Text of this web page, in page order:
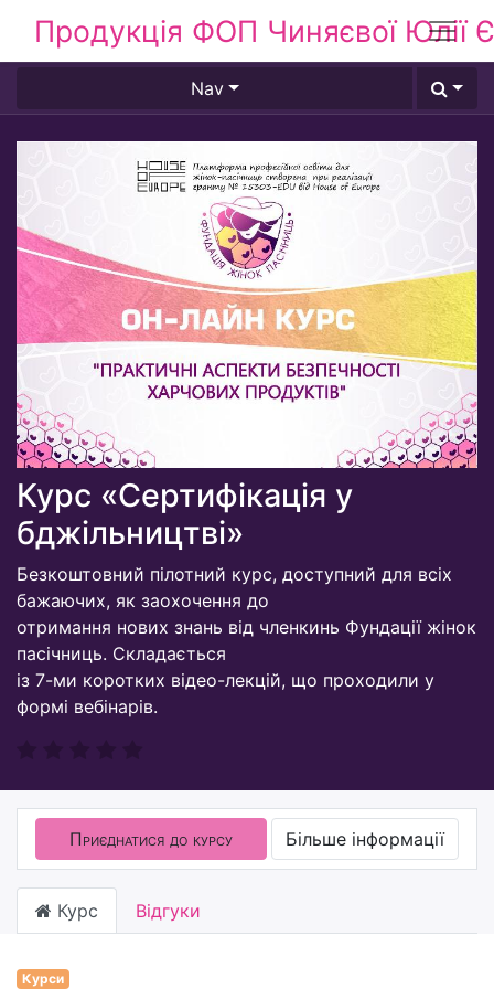
Продукція ФОП Чиняєвої Юлії
Nav
Курс «Сертифікація у
бджільництві»
Безкоштовний пілотний курс, доступний для всіх
бажаючих, як заохочення до
отримання нових знань від членкинь Фундації жінок
пасічниць. Складається
із 7-ми коротких відео-лекцій, що проходили у
формі вебінарів.
Приєднатися до курсу Більше інформації
Курс Відгуки
Курси